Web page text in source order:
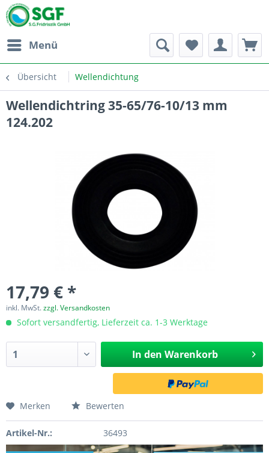
Menü
Übersicht Wellendichtung
Wellendichtring 35-65/76-10/13 mm
124.202
17,79 € *
inkl. MwSt.zzgl. Versandkosten
Sofort versandfertig, Lieferzeit ca. 1-3 Werktage
In den Warenkorb
Merken Bewerten
Artikel-Nr.: 36493